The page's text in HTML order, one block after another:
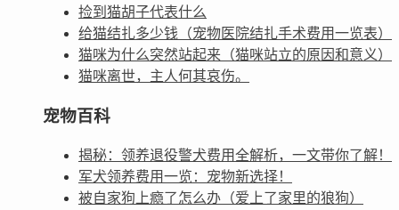
捡到猫胡子代表什么
给猫结扎多少钱（宠物医院结扎手术费用一览表）
猫咪为什么突然站起来（猫咪站立的原因和意义）
猫咪离世，主人何其哀伤。
宠物百科
揭秘：领养退役警犬费用全解析，一文带你了解！
军犬领养费用一览：宠物新选择！
被自家狗上瘾了怎么办（爱上了家里的狼狗）